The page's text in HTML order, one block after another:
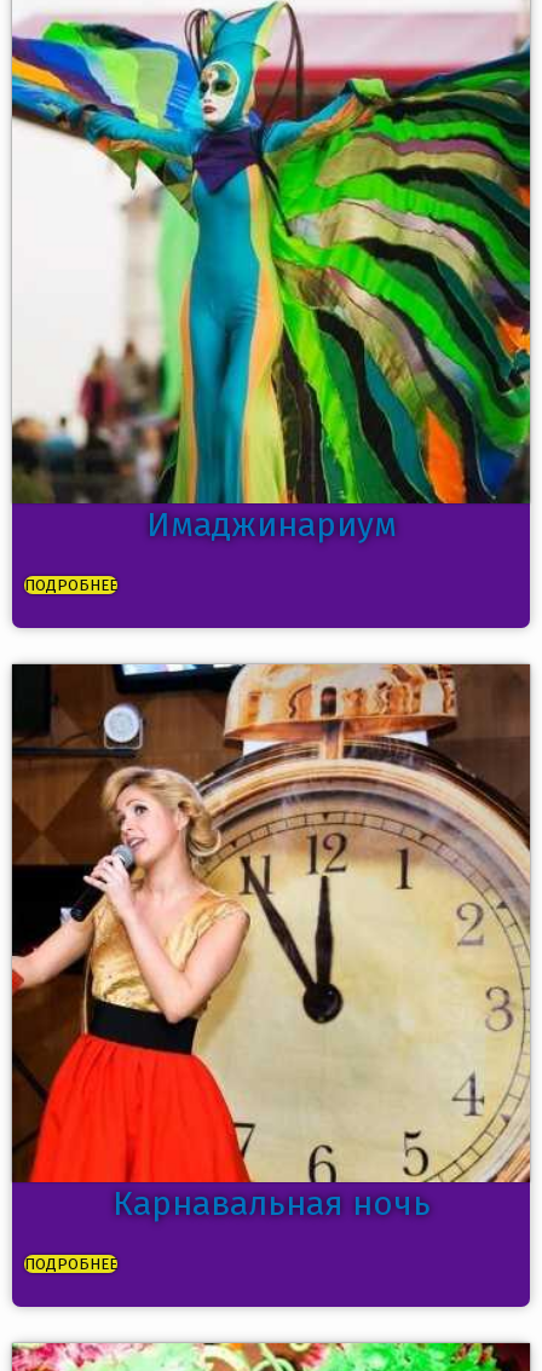
Имаджинариум
ПОДРОБНЕЕ
Карнавальная ночь
ПОДРОБНЕЕ